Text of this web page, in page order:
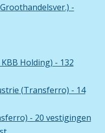
-
Holding) - 132
(Transferro) - 14
- 20 vestigingen